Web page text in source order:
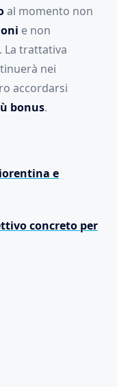
al momento non
e non
La trattativa
nei
accordarsi
bonus.
e
concreto per